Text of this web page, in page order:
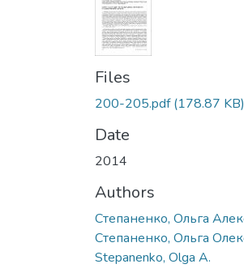
Files
200-205.pdf(178.87 KB)
Date
2014
Authors
Степаненко, Ольга
Степаненко, Ольга
Stepanenko, Оlga A.